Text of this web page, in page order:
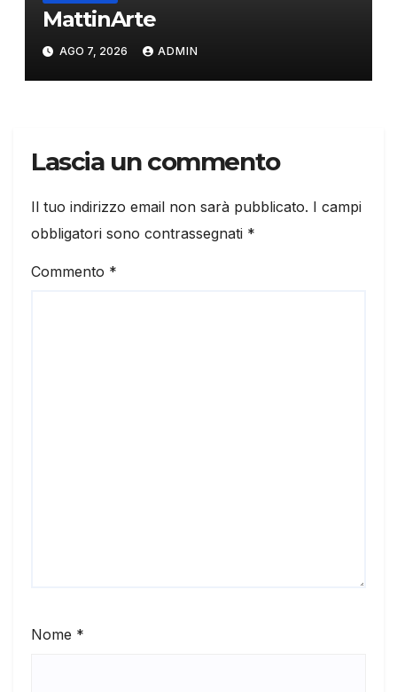
MattinArte
AGO 7, 2026 ADMIN
Lascia un commento
Il tuo indirizzo email non sarà pubblicato. I campi
obbligatori sono contrassegnati *
Commento *
Nome *